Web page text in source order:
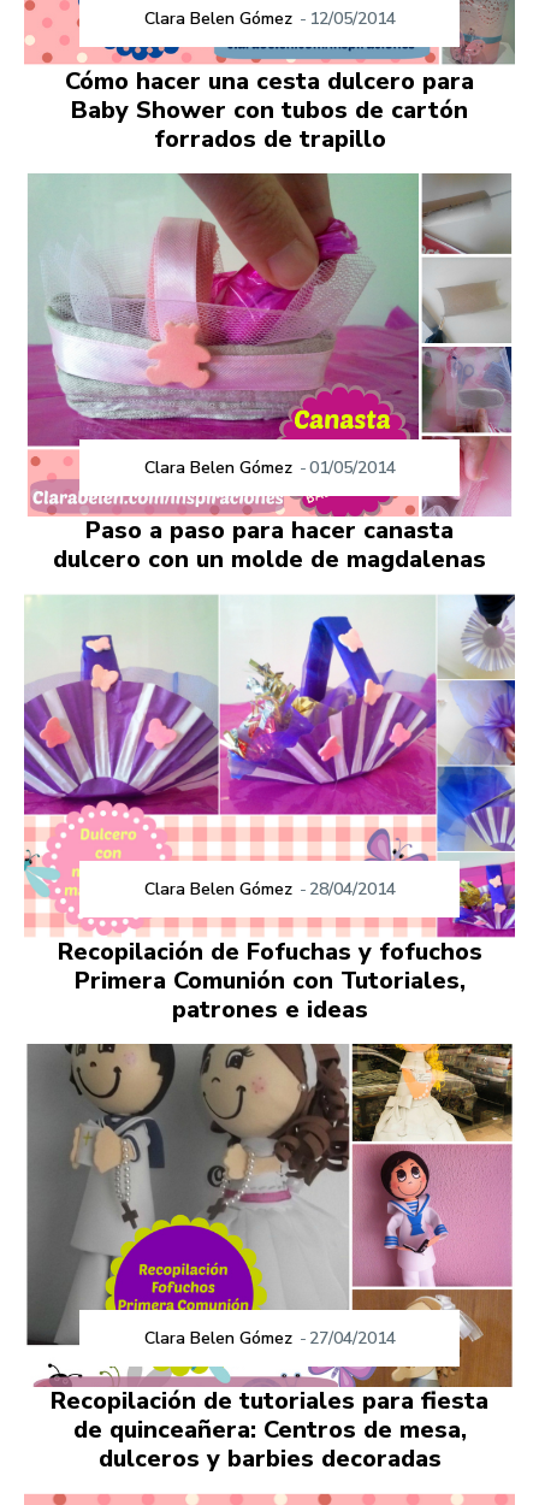
Clara Belen Gómez - 12/05/2014
Cómo hacer una cesta dulcero para
Baby Shower con tubos de cartón
forrados de trapillo
Clara Belen Gómez -01/05/2014
Paso a paso para hacer canasta
dulcero con un molde de magdalenas
Clara Belen Gómez - 28/04/2014
Recopilación de Fofuchas y fofuchos
Primera Comunión con Tutoriales,
patrones e ideas
Clara Belen Gómez - 27/04/2014
Recopilación de tutoriales para fiesta
de quinceañera: Centros de mesa,
dulceros y barbies decoradas